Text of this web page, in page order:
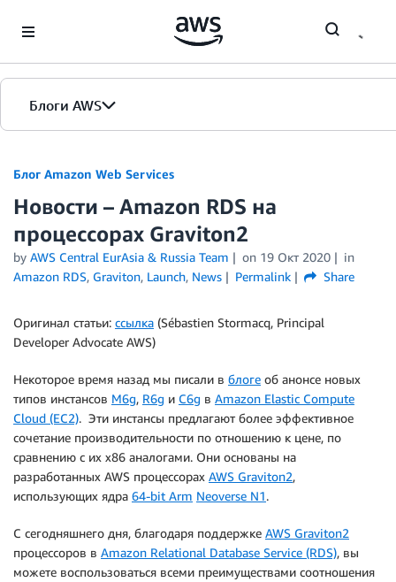
Блоги AWS
Главная страница
Версии
Блог Amazon Web Services
Новости – Amazon RDS на
процессорах Graviton2
by AWS Central EurAsia & Russia Team on 19 Окт 2020
in
Amazon RDS, Graviton, Launch, News Permalink Share
Оригинал статьи: ссылка (Sébastien Stormacq, Principal
Developer Advocate AWS)
Некоторое время назад мы писали в блоге об анонсе новых
типов инстансов M6g, R6g и C6g в Amazon Elastic Compute
Cloud (EC2). Эти инстансы предлагают более эффективное
сочетание производительности по отношению к цене, по
сравнению с их x86 аналогами. Они основаны на
разработанных AWS процессорах AWS Graviton2,
использующих ядра 64-bit Arm Neoverse N1.
С сегодняшнего дня, благодаря поддержке AWS Graviton2
процессоров в Amazon Relational Database Service (RDS), вы
можете воспользоваться всеми преимуществами соотношения